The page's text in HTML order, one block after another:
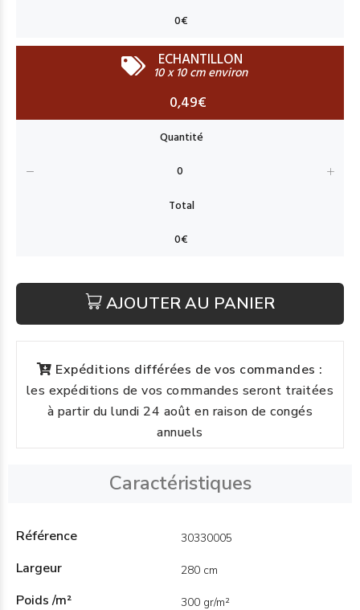
ECHANTILLON
10 x 10 cm environ
0,49€
AJOUTER AU PANIER
Expéditions différées de vos commandes :
les expéditions de vos commandes seront traitées
à partir du lundi 24 août en raison de congés
annuels
Caractéristiques
Référence 30330005
Largeur 280 cm
Poids /m² 300 gr/m²